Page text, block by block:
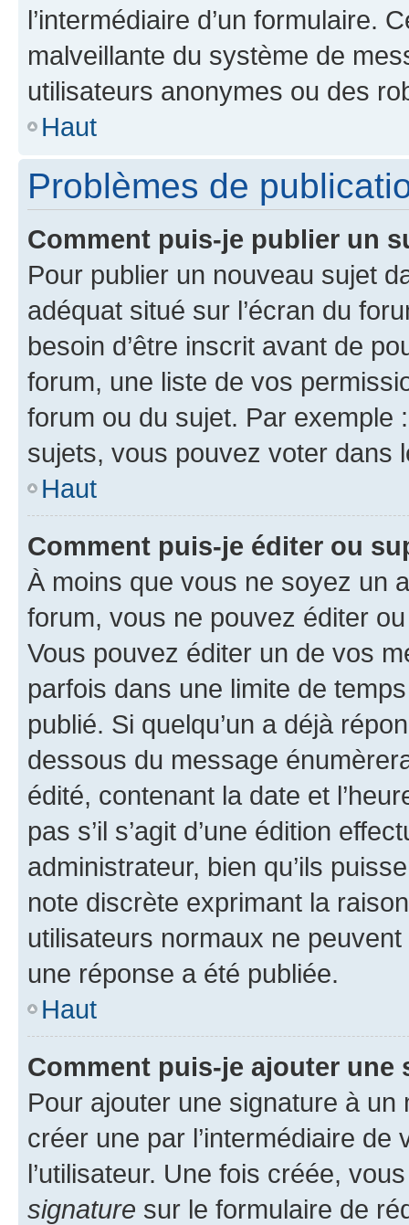
l’intermédiaire d’un formulaire.
malveillante du système de
utilisateurs anonymes ou des
Haut
Problèmes de
Comment puis-je publier un
Pour publier un nouveau sujet
adéquat situé sur l’écran du
besoin d’être inscrit avant de
forum, une liste de vos
forum ou du sujet. Par exemple
sujets, vous pouvez voter dans
Haut
Comment puis-je éditer ou
À moins que vous ne soyez un
forum, vous ne pouvez éditer
Vous pouvez éditer un de vos
parfois dans une limite de
publié. Si quelqu’un a déjà
dessous du message
édité, contenant la date et
pas s’il s’agit d’une édition
administrateur, bien qu’ils
note discrète exprimant la
utilisateurs normaux ne
une réponse a été publiée.
Haut
Comment puis-je ajouter une
Pour ajouter une signature à un
créer une par l’intermédiaire
l’utilisateur. Une fois créée,
signature sur le formulaire de